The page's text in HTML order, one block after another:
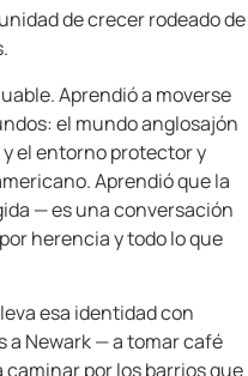
en ese camino más
a visitarme
Hall, sentado en los
jurisprudencia y
en esa ciudad
Newark lo
olores a comida
su mezcla única
Escuela de Derecho